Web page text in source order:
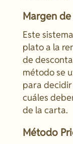
Margen
Este
plato a la
de
método se
para
cuáles
de la carta.
Método